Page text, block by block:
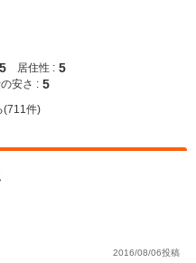
5 居住性 : 5
安さ : 5
(711件)
2016/08/06投稿